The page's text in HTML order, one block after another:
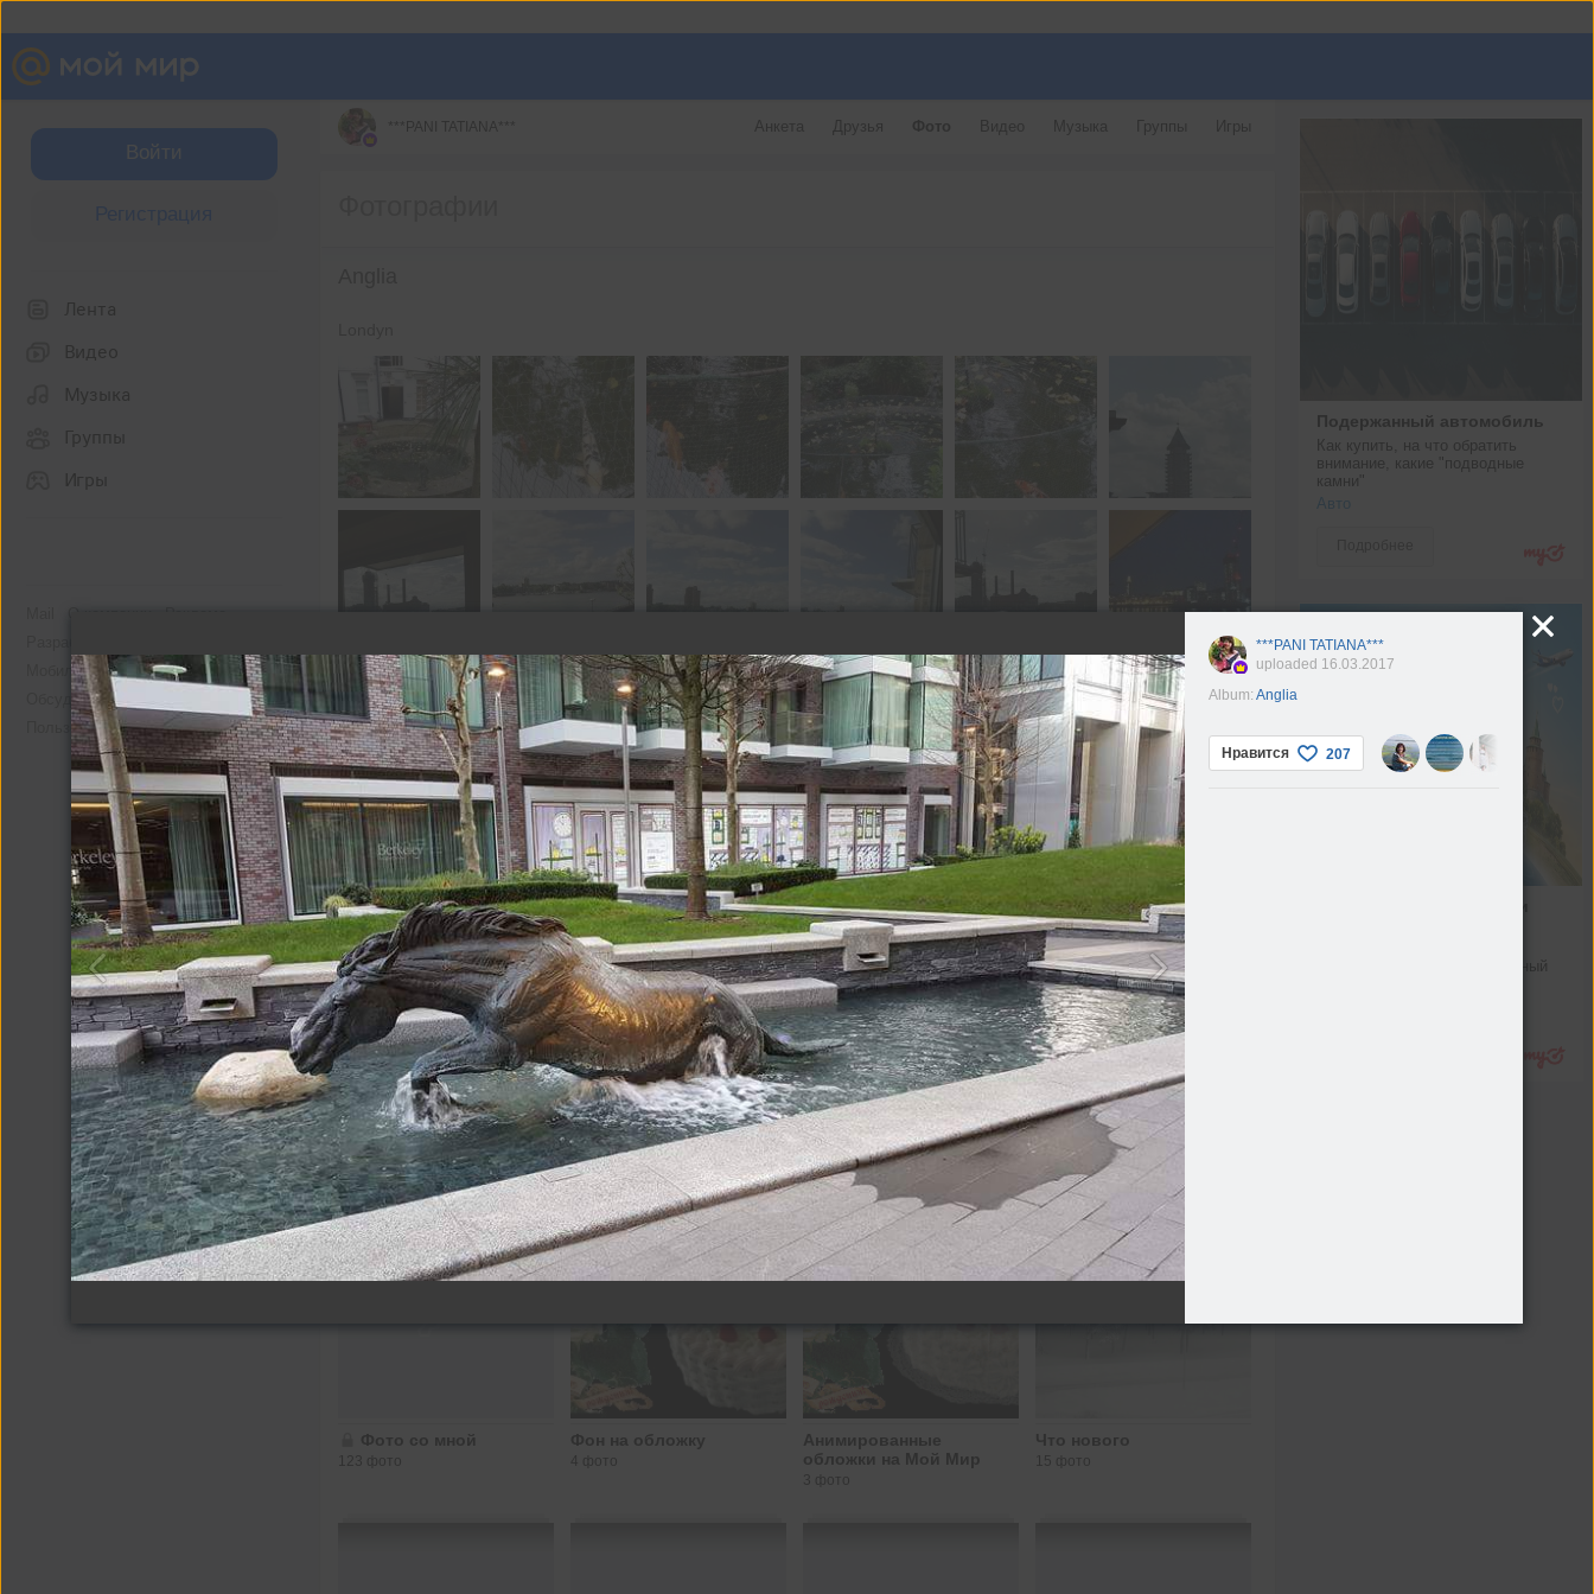
Войти
Лента
Видео
Музыка
Группы
Игры
Мобильная версия
Помощь
Обсудить проект
Пользовательское соглашение
Анкета Друзья Фото Видео Музыка Группы Игры
Другие альбомы
Фото со мной
123 фото
Фон на обложку
4 фото
Анимированные
обложки на Мой Мир
3 фото
Что нового
15 фото
Подержанный автомобиль
Как купить, на что обратить
внимание, какие "подводные
камни"
Авто
поможем составить интересный
***PANI TATIANA***
uploaded 16.03.2017
Album: Anglia
Нравится 207